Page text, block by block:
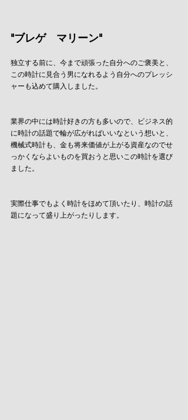
"ブレゲ　マリーン"
独立する前に、今まで頑張った自分へのご褒美と、
この時計に見合う男になれるよう自分へのプレッシ
ャーも込めて購入しました。
業界の中には時計好きの方も多いので、ビジネス的
に時計の話題で輪が広がればいいなという想いと、
機械式時計も、金も将来価値が上がる資産なのでせ
っかくならよいものを買おうと思いこの時計を選び
ました。
実際仕事でもよく時計をほめて頂いたり、時計の話
題になって盛り上がったりします。